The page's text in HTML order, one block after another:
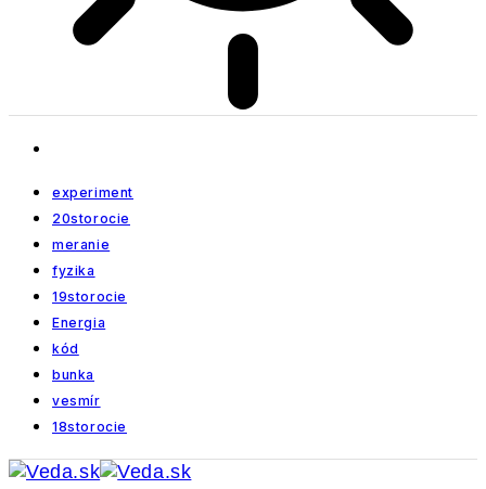
experiment
20storocie
meranie
fyzika
19storocie
Energia
kód
bunka
vesmír
18storocie